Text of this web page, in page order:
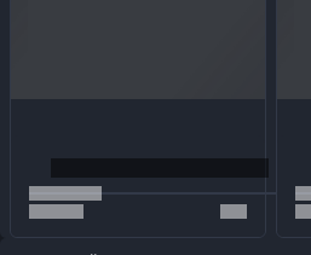
hareketler, şehirde akıcı gezinme ve
deneyimli bir Spider-Man’in tüm gücünü